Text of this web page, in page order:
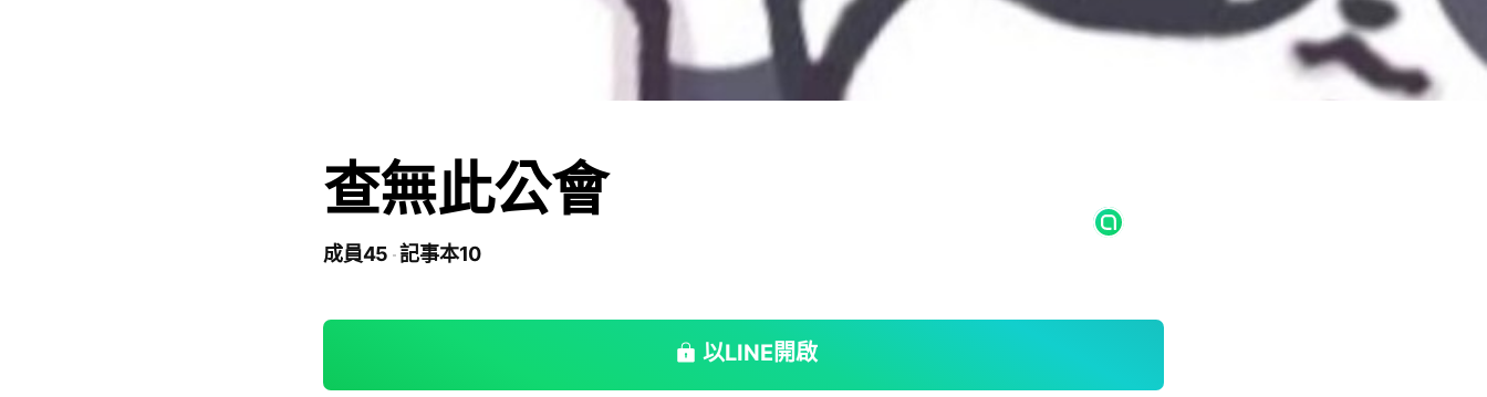
查無此公會
成員45 記事本10
以LINE開啟